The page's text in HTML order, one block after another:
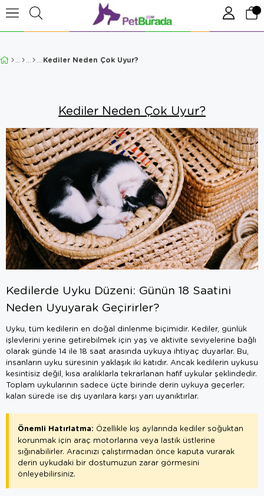
Kediler Neden Çok Uyur?
Kediler Neden Çok Uyur?
Kedilerde Uyku Düzeni: Günün 18 Saatini
Neden Uyuyarak Geçirirler?
Uyku, tüm kedilerin en doğal dinlenme biçimidir. Kediler, günlük
işlevlerini yerine getirebilmek için yaş ve aktivite seviyelerine bağlı
olarak günde 14 ile 18 saat arasında uykuya ihtiyaç duyarlar. Bu,
insanların uyku süresinin yaklaşık iki katıdır. Ancak kedilerin uykusu
kesintisiz değil, kısa aralıklarla tekrarlanan hafif uykular şeklindedir.
Toplam uykularının sadece üçte birinde derin uykuya geçerler;
kalan sürede ise dış uyarılara karşı yarı uyanıktırlar.
Önemli Hatırlatma: Özellikle kış aylarında kediler soğuktan
korunmak için araç motorlarına veya lastik üstlerine
sığınabilirler. Aracınızı çalıştırmadan önce kaputa vurarak
derin uykudaki bir dostumuzun zarar görmesini
önleyebilirsiniz.